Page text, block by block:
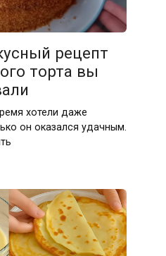
рецепт
торта вы
хотели даже
он оказался удачным.